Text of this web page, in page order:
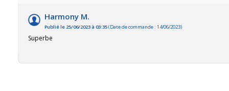
Harmony M.
Publié le 25/06/2023 à 03:35(Date de commande : 14/06/2023)
Superbe